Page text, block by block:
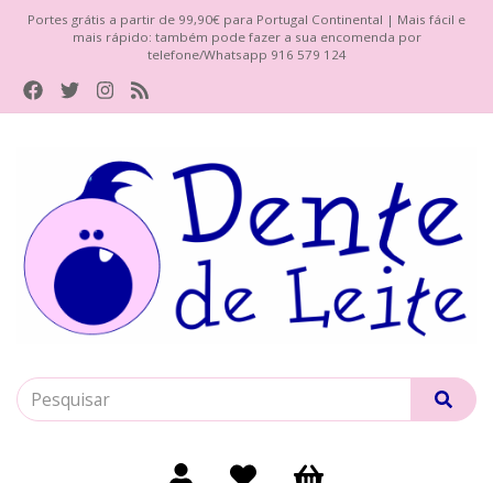
Portes grátis a partir de 99,90€ para Portugal Continental | Mais fácil e
mais rápido: também pode fazer a sua encomenda por
telefone/Whatsapp 916 579 124